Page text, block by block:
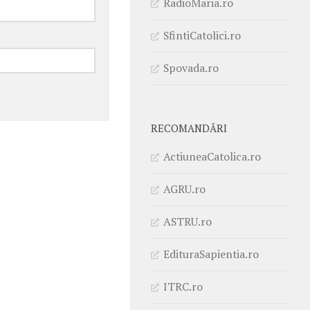
SfintiCatolici.ro
Spovada.ro
RECOMANDĂRI
ActiuneaCatolica.ro
AGRU.ro
ASTRU.ro
EdituraSapientia.ro
ITRC.ro